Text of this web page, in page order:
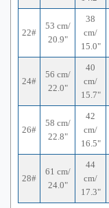
22#
53 cm/
20.9"
38
cm/
15.0"
24#
56 cm/
22.0"
40
cm/
15.7"
26#
58 cm/
22.8"
42
cm/
16.5"
28#
61 cm/
24.0"
44
cm/
17.3"